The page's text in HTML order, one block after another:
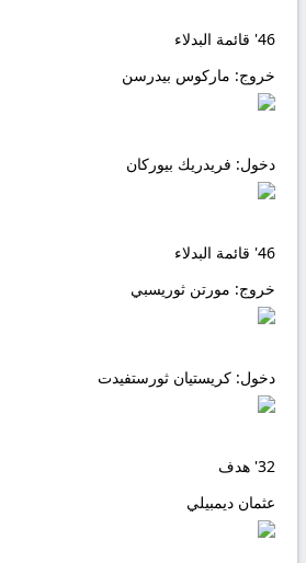
46' قائمة البدلاء
خروج: ماركوس بيدرسن
دخول: فريدريك بيوركان
46' قائمة البدلاء
خروج: مورتن ثوريسبي
دخول: كريستيان ثورستفيدت
32' هدف
عثمان ديمبيلي